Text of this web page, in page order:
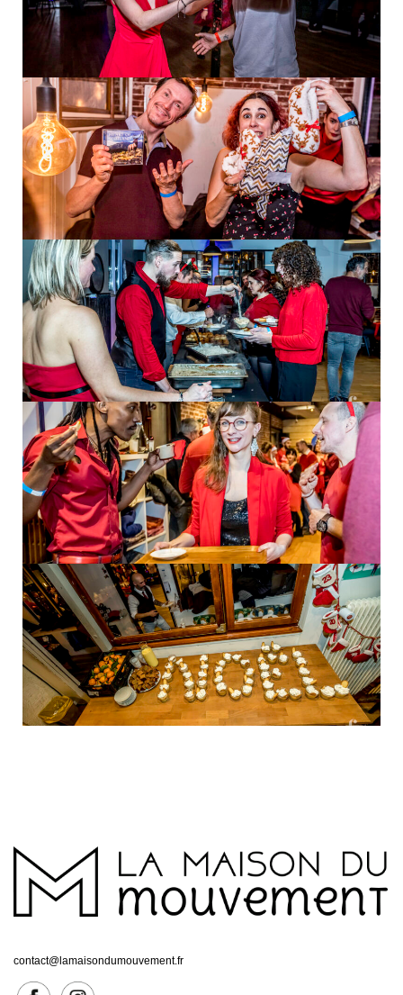
contact@lamaisondumouvement.fr